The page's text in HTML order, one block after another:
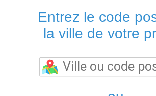
Entrez le code
la ville de votre